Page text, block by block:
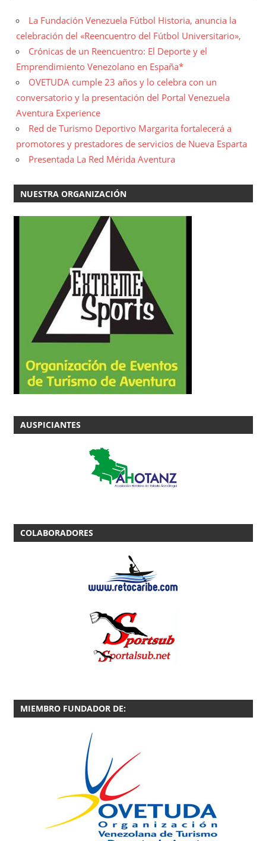
La Fundación Venezuela Fútbol Historia, anuncia la
celebración del «Reencuentro del Fútbol Universitario»,
Crónicas de un Reencuentro: El Deporte y el
Emprendimiento Venezolano en España*
OVETUDA cumple 23 años y lo celebra con un
conversatorio y la presentación del Portal Venezuela
Aventura Experience
Red de Turismo Deportivo Margarita fortalecerá a
promotores y prestadores de servicios de Nueva Esparta
Presentada La Red Mérida Aventura
NUESTRA ORGANIZACIÓN
AUSPICIANTES
COLABORADORES
MIEMBRO FUNDADOR DE: